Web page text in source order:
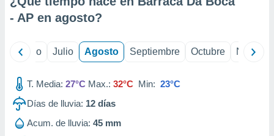
e
publicidad
publicidad
- AP en agosto?
Junio Julio Agosto Septiembre Octubre
T. Media: 27°C Max.: 32°C Min: 23°C
Días de lluvia: 12 días
Acum. de lluvia: 45 mm